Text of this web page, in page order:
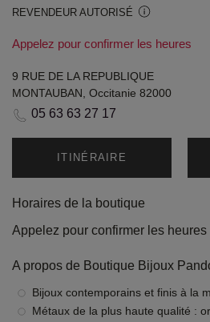
REVENDEUR AUTORISÉ
Appelez pour confirmer les heures
9 RUE DE LA REPUBLIQUE
MONTAUBAN, Occitanie 82000
05 63 63 27 17
ITINÉRAIRE
Horaires de la boutique
Appelez pour confirmer les heures
A propos de Boutique Bijoux
Bijoux contemporains et finis à la
Métaux de la plus haute qualité :